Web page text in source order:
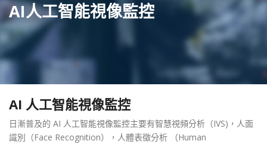
產品及服務
工程個案
聯絡我們
AI人工智能視像監控
AI 人工智能視像監控
日漸普及的 AI 人工智能視像監控主要有智慧視頻分析（IVS)，人面
識別（Face Recognition），人體表徵分析 （Human